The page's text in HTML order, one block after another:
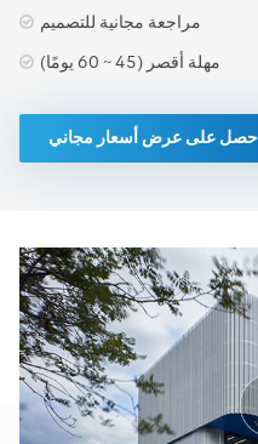
مراجعة مجانية للتصميم
مهلة أقصر (45 ~ 60 يومًا)
احصل على عرض أسعار مجاني